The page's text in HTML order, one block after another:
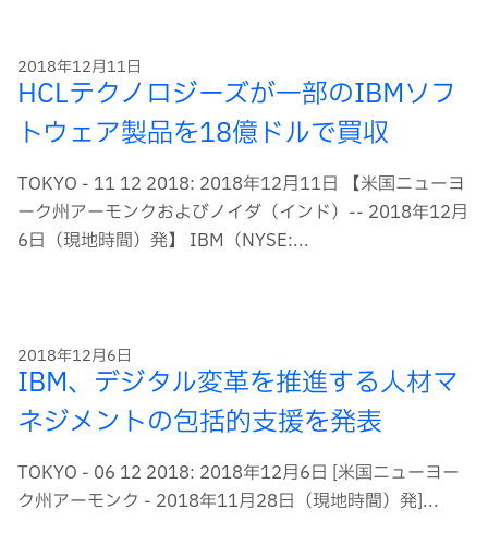
2018年12月11日
HCLテクノロジーズが一部のIBMソフ
トウェア製品を18億ドルで買収
TOKYO - 11 12 2018: 2018年12月11日 【米国ニューヨ
ーク州アーモンクおよびノイダ（インド）-- 2018年12月
6日（現地時間）発】 IBM（NYSE:...
2018年12月6日
IBM、デジタル変革を推進する人材マ
ネジメントの包括的支援を発表
TOKYO - 06 12 2018: 2018年12月6日 [米国ニューヨー
ク州アーモンク - 2018年11月28日（現地時間）発]...